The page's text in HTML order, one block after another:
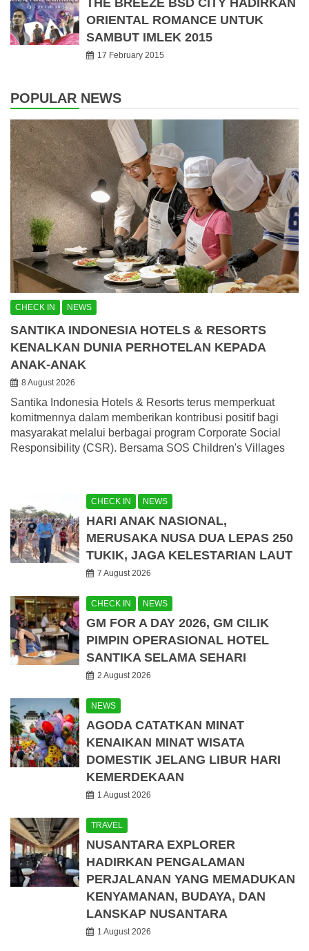
ORIENTAL ROMANCE UNTUK
SAMBUT IMLEK 2015
17 February 2015
POPULAR NEWS
CHECK IN NEWS
SANTIKA INDONESIA HOTELS & RESORTS
KENALKAN DUNIA PERHOTELAN KEPADA
ANAK-ANAK
8 August 2026
Santika Indonesia Hotels & Resorts terus memperkuat
komitmennya dalam memberikan kontribusi positif bagi
masyarakat melalui berbagai program Corporate Social
Responsibility (CSR). Bersama SOS Children's Villages
CHECK IN NEWS
HARI ANAK NASIONAL,
MERUSAKA NUSA DUA LEPAS 250
TUKIK, JAGA KELESTARIAN LAUT
7 August 2026
CHECK IN NEWS
GM FOR A DAY 2026, GM CILIK
PIMPIN OPERASIONAL HOTEL
SANTIKA SELAMA SEHARI
2 August 2026
NEWS
AGODA CATATKAN MINAT
KENAIKAN MINAT WISATA
DOMESTIK JELANG LIBUR HARI
KEMERDEKAAN
1 August 2026
TRAVEL
NUSANTARA EXPLORER
HADIRKAN PENGALAMAN
PERJALANAN YANG MEMADUKAN
KENYAMANAN, BUDAYA, DAN
LANSKAP NUSANTARA
1 August 2026